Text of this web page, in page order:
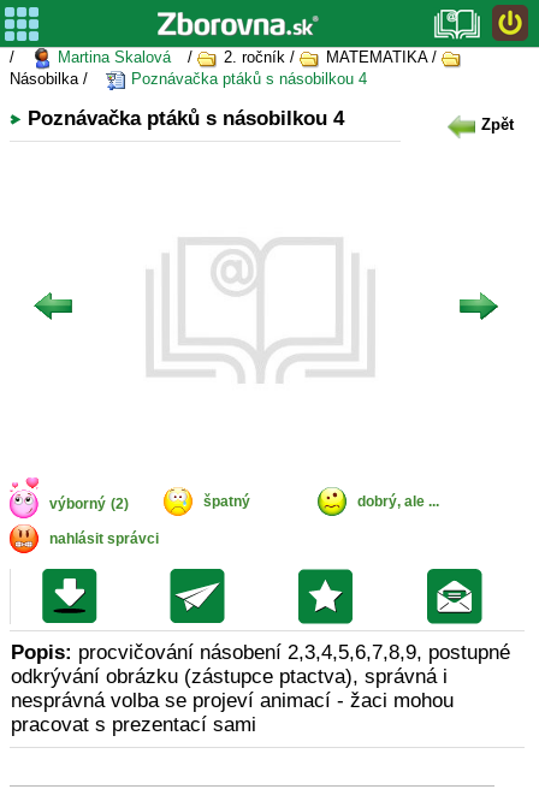
/ Martina Skalová / 2. ročník /
MATEMATIKA /
Násobilka /
Poznávačka ptáků s násobilkou 4
Poznávačka ptáků s násobilkou 4 Zpět
výborný (2) špatný dobrý, ale ...
nahlásit správci
Popis: procvičování násobení 2,3,4,5,6,7,8,9, postupné
odkrývání obrázku (zástupce ptactva), správná i
nesprávná volba se projeví animací - žaci mohou
pracovat s prezentací sami